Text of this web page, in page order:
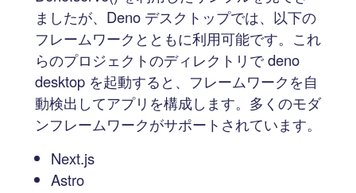
ましたが、Deno デスクトップでは、以下の
フレームワークとともに利用可能です。これ
らのプロジェクトのディレクトリで deno
desktop を起動すると、フレームワークを自
動検出してアプリを構成します。多くのモダ
ンフレームワークがサポートされています。
Next.js
Astro